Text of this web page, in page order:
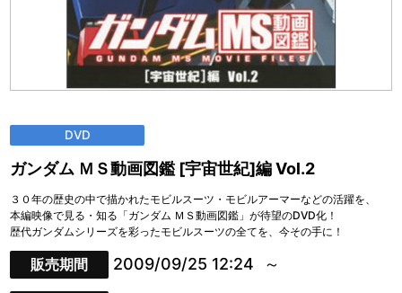
DVD
ガンダム ＭＳ動画図鑑 [宇宙世紀]編 Vol.2
３０年の歴史の中で描かれたモビルスーツ・モビルアーマーなどの活躍を、
本編映像で見る・知る「ガンダム ＭＳ動画図鑑」が待望のDVD化！
歴代ガンダムシリーズを彩ったモビルスーツの全てを、今その手に！
販売期間 2009/09/25 12:24